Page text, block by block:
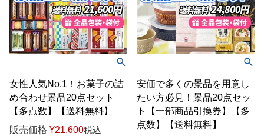
女性人気No.1！お菓子の詰
め合わせ景品20点セット
【多点数】【送料無料】
販売価格 ¥21,600税込
安価で多くの景品を用意し
たい方必見！景品20点セッ
ト【一部商品引換券】【多
点数】【送料無料】